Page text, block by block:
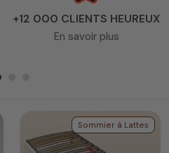
+12 000 CLIENTS HEUREUX
En savoir plus
Sommier à Lattes